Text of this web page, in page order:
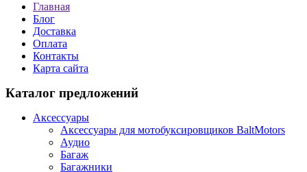
Главная
Блог
Доставка
Оплата
Контакты
Карта сайта
Каталог предложений
Аксессуары
Аксессуары для мотобуксировщиков BaltMotors
Аудио
Багаж
Багажники